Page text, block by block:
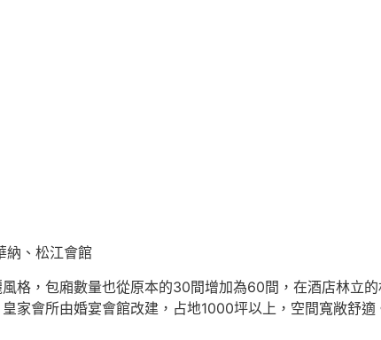
納、松江會館
格，包廂數量也從原本的30間增加為60間，在酒店林立
家會所由婚宴會館改建，占地1000坪以上，空間寬敞舒